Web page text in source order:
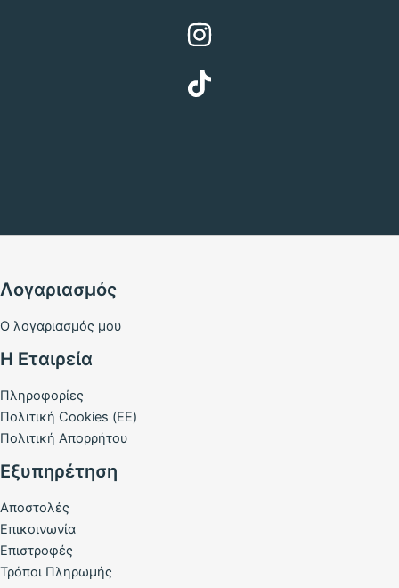
Λογαριασμός
Ο λογαριασμός μου
Η Εταιρεία
Πληροφορίες
Πολιτική Cookies (ΕΕ)
Πολιτική Απορρήτου
Εξυπηρέτηση
Αποστολές
Επικοινωνία
Επιστροφές
Τρόποι Πληρωμής